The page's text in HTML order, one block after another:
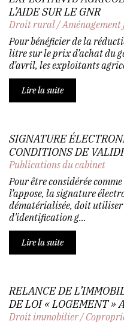
L’AIDE SUR LE GNR
Droit rural/
Pour bénéficier de la
litre sur le prix d’achat du
d’avril, les exploitants
Lire la suite
SIGNATURE
CONDITIONS DE
Publications du cabinet
Pour être considérée
l’appose, la signature
dématérialisée, doit
d'identification g...
Lire la suite
RELANCE DE
DE LOI « LOGEMENT »
Droit immobilier/